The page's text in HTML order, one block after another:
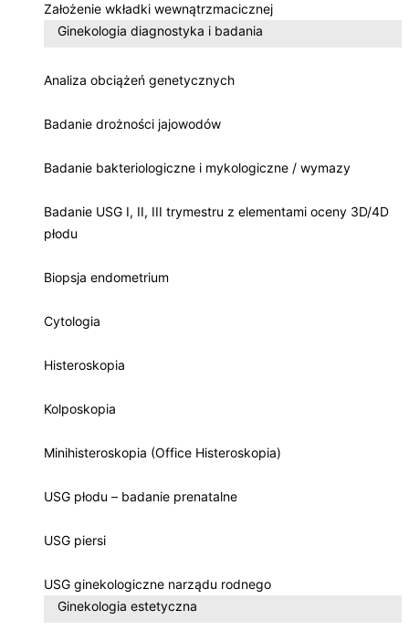
Założenie wkładki wewnątrzmacicznej
Ginekologia diagnostyka i badania
Analiza obciążeń genetycznych
Badanie drożności jajowodów
Badanie bakteriologiczne i mykologiczne / wymazy
Badanie USG I, II, III trymestru z elementami oceny 3D/4D
płodu
Biopsja endometrium
Cytologia
Histeroskopia
Kolposkopia
Minihisteroskopia (Office Histeroskopia)
USG płodu – badanie prenatalne
USG piersi
USG ginekologiczne narządu rodnego
Ginekologia estetyczna